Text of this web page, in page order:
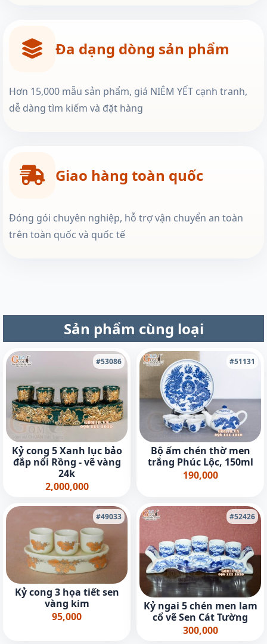
Đa dạng dòng sản phẩm
Hơn 15,000 mẫu sản phẩm, giá NIÊM YẾT cạnh tranh,
dễ dàng tìm kiếm và đặt hàng
Giao hàng toàn quốc
Đóng gói chuyên nghiệp, hỗ trợ vận chuyển an toàn
trên toàn quốc và quốc tế
Sản phẩm cùng loại
#53086
Kỷ cong 5 Xanh lục bảo
đắp nổi Rồng - vẽ vàng
24k
2,000,000
#51131
Bộ ấm chén thờ men
trắng Phúc Lộc, 150ml
190,000
#49033
Kỷ cong 3 họa tiết sen
vàng kim
95,000
#52426
Kỷ ngai 5 chén men lam
cổ vẽ Sen Cát Tường
300,000